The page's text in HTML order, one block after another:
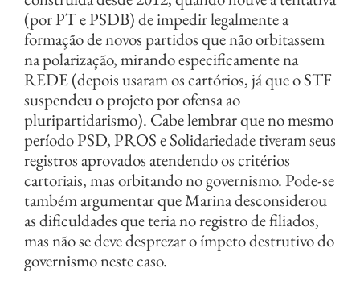
(por PT e PSDB) de impedir legalmente a
formação de novos partidos que não orbitassem
na polarização, mirando especificamente na
REDE (depois usaram os cartórios, já que o STF
suspendeu o projeto por ofensa ao
pluripartidarismo). Cabe lembrar que no mesmo
período PSD, PROS e Solidariedade tiveram seus
registros aprovados atendendo os critérios
cartoriais, mas orbitando no governismo. Pode-se
também argumentar que Marina desconsiderou
as dificuldades que teria no registro de filiados,
mas não se deve desprezar o ímpeto destrutivo do
governismo neste caso.